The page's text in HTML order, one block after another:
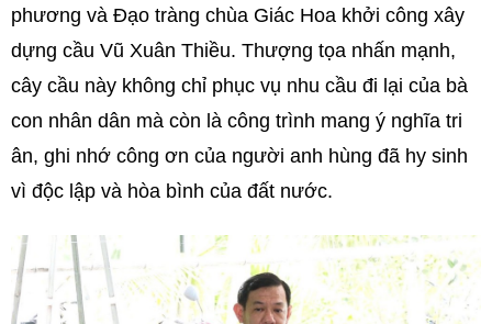
phương và Đạo tràng chùa Giác Hoa khởi công xây
dựng cầu Vũ Xuân Thiều. Thượng tọa nhấn mạnh,
cây cầu này không chỉ phục vụ nhu cầu đi lại của bà
con nhân dân mà còn là công trình mang ý nghĩa tri
ân, ghi nhớ công ơn của người anh hùng đã hy sinh
vì độc lập và hòa bình của đất nước.